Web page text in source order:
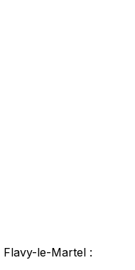
Flavy-le-Martel :